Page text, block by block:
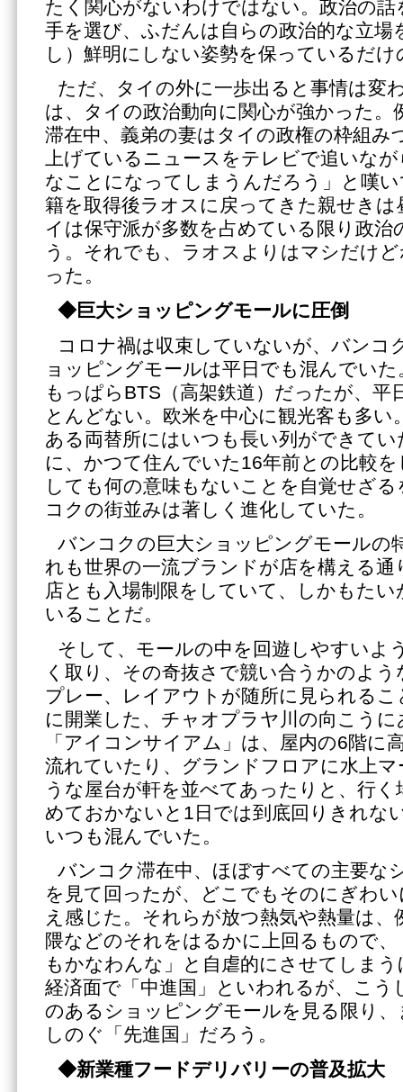
たく関心がないわけではない。政治の
手を選び、ふだんは自らの政治的な立場
し）鮮明にしない姿勢を保っているだけ
ただ、タイの外に一歩出ると事情は変
は、タイの政治動向に関心が強かった
滞在中、義弟の妻はタイの政権の枠組み
上げているニュースをテレビで追いな
なことになってしまうんだろう」と嘆
籍を取得後ラオスに戻ってきた親せきは
イは保守派が多数を占めている限り政治
う。それでも、ラオスよりはマシだけ
った。
◆巨大ショッピングモールに圧倒
コロナ禍は収束していないが、バンコ
ョッピングモールは平日でも混んでい
もっぱらBTS（高架鉄道）だったが、平
とんどない。欧米を中心に観光客も多い
ある両替所にはいつも長い列ができて
に、かつて住んでいた16年前との比較
しても何の意味もないことを自覚せざ
コクの街並みは著しく進化していた。
バンコクの巨大ショッピングモールの
れも世界の一流ブランドが店を構える
店とも入場制限をしていて、しかもた
いることだ。
そして、モールの中を回遊しやすいよ
く取り、その奇抜さで競い合うかのよ
プレー、レイアウトが随所に見られる
に開業した、チャオプラヤ川の向こう
「アイコンサイアム」は、屋内の6階に
流れていたり、グランドフロアに水上
うな屋台が軒を並べてあったりと、行
めておかないと1日では到底回りきれな
いつも混んでいた。
バンコク滞在中、ほぼすべての主要な
を見て回ったが、どこでもそのにぎわ
え感じた。それらが放つ熱気や熱量は、
隈などのそれをはるかに上回るもので
もかなわんな」と自虐的にさせてしま
経済面で「中進国」といわれるが、こう
のあるショッピングモールを見る限り
しのぐ「先進国」だろう。
◆新業種フードデリバリーの普及拡大